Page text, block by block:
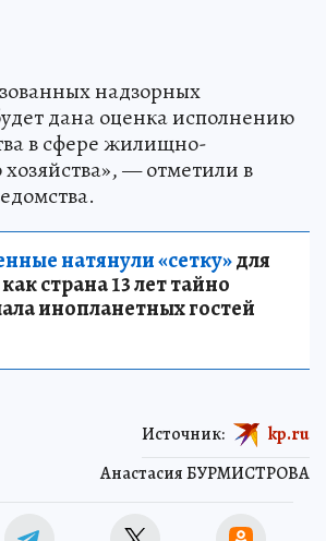
надзорных
дана оценка исполнению
в сфере жилищно-
— отметили в
натянули «сетку»для
страна 13 лет тайно
инопланетных гостей
Анастасия БУРМИСТРОВА
Источник: kp.ru